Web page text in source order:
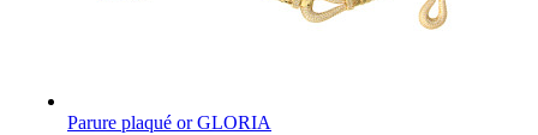
Parure plaqué or GLORIA